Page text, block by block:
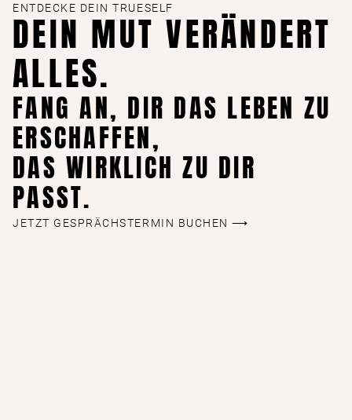
ENTDECKE DEIN TRUESELF
DEIN MUT VERÄNDERT
ALLES.
FANG AN, DIR DAS LEBEN ZU
ERSCHAFFEN,
DAS WIRKLICH ZU DIR
PASST.
JETZT GESPRÄCHSTERMIN BUCHEN ⟶